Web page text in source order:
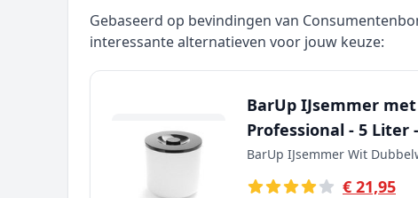
Gebaseerd op bevindingen van
interessante alternatieven voor jouw keuze:
BarUp IJsemmer
Professional - 5 Liter
BarUp IJsemmer Wit
€ 21,95